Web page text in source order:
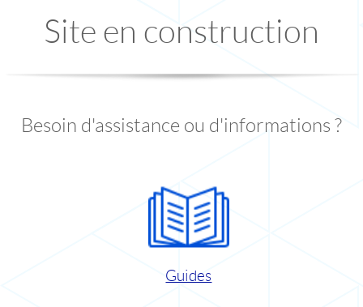
Site en construction
Besoin d'assistance ou d'informations ?
Guides